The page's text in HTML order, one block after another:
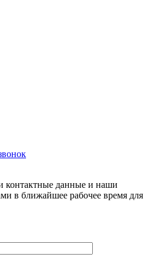
контактные данные и наши
в ближайшее рабочее время для